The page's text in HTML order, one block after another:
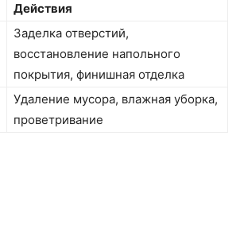
Действия
Заделка отверстий,
восстановление напольного
покрытия, финишная отделка
Удаление мусора, влажная уборка,
проветривание